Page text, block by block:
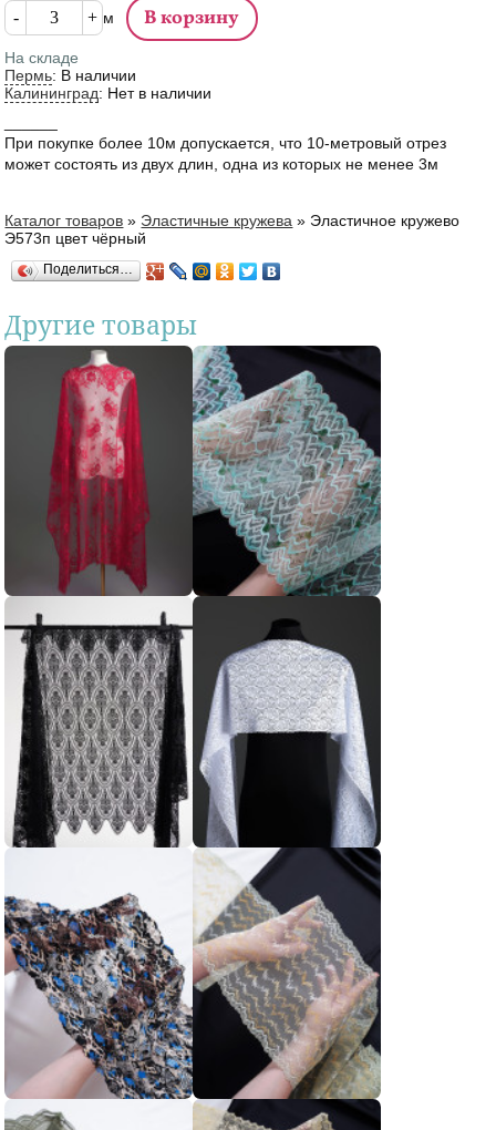
Кол-во
м
На складе
Пермь: В наличии
Калининград: Нет в наличии
При покупке более 10м допускается, что 10-метровый отрез
может состоять из двух длин, одна из которых не менее 3м
Вы здесь
Каталог товаров » Эластичные кружева » Эластичное кружево
Э573п цвет чёрный
Поделиться…
Другие товары